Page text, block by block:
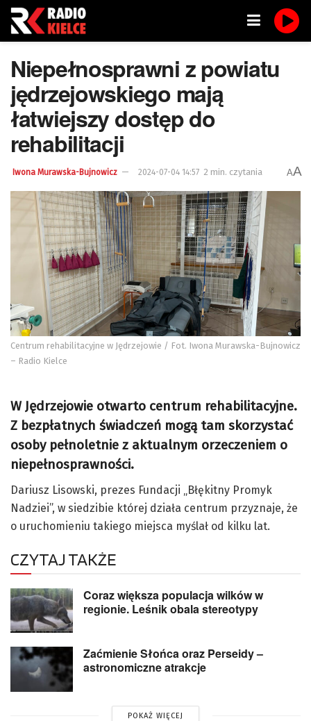
Niepełnosprawni z powiatu
jędrzejowskiego mają
łatwiejszy dostęp do
rehabilitacji
Iwona Murawska-Bujnowicz 2024-07-04 14:57 2 min. czytania AA
Centrum rehabilitacyjne w Jędrzejowie / Fot. Iwona Murawska-Bujnowicz
– Radio Kielce
W Jędrzejowie otwarto centrum rehabilitacyjne.
Z bezpłatnych świadczeń mogą tam skorzystać
osoby pełnoletnie z aktualnym orzeczeniem o
niepełnosprawności.
Dariusz Lisowski, prezes Fundacji „Błękitny Promyk
Nadziei”, w siedzibie której działa centrum przyznaje, że
o uruchomieniu takiego miejsca myślał od kilku lat.
CZYTAJ TAKŻE
Coraz większa populacja wilków w
regionie. Leśnik obala stereotypy
Zaćmienie Słońca oraz Perseidy –
astronomiczne atrakcje
POKAŻ WIĘCEJ